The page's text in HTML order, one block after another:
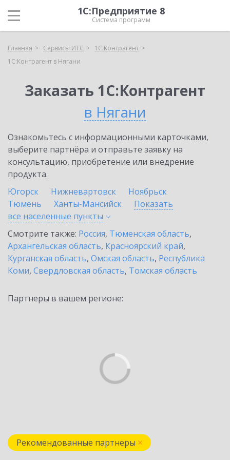
1С:Предприятие 8
Система программ
Главная Сервисы ИТС
1С:Контрагент
1С:Контрагент в Нягани
Заказать 1С:Контрагент
в Нягани
Ознакомьтесь с информационными карточками,
выберите партнёра и отправьте заявку на
консультацию, приобретение или внедрение
продукта.
Югорск
Нижневартовск
Ноябрьск
Тюмень
Ханты-Мансийск
Показать
все населенные пункты
Смотрите также: Россия, Тюменская область,
Архангельская область, Красноярский край,
Курганская область, Омская область, Республика
Коми, Свердловская область, Томская область
Партнеры в вашем регионе:
Рекомендованные партнеры